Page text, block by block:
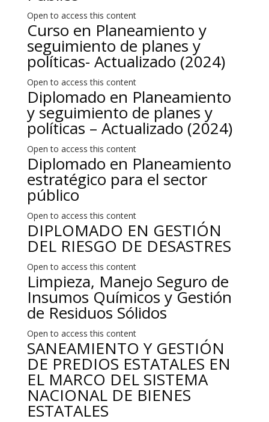
Open to access this content
Curso en Planeamiento y
seguimiento de planes y
políticas- Actualizado (2024)
Open to access this content
Diplomado en Planeamiento
y seguimiento de planes y
políticas – Actualizado (2024)
Open to access this content
Diplomado en Planeamiento
estratégico para el sector
público
Open to access this content
DIPLOMADO EN GESTIÓN
DEL RIESGO DE DESASTRES
Open to access this content
Limpieza, Manejo Seguro de
Insumos Químicos y Gestión
de Residuos Sólidos
Open to access this content
SANEAMIENTO Y GESTIÓN
DE PREDIOS ESTATALES EN
EL MARCO DEL SISTEMA
NACIONAL DE BIENES
ESTATALES